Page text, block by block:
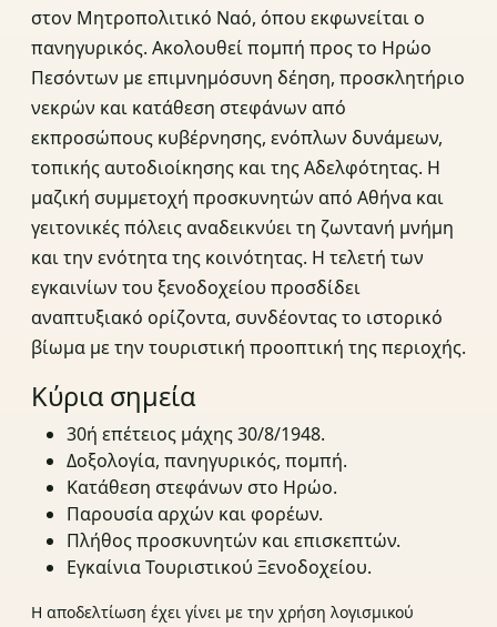
στον Μητροπολιτικό Ναό, όπου εκφωνείται ο
πανηγυρικός. Ακολουθεί πομπή προς το Ηρώο
Πεσόντων με επιμνημόσυνη δέηση, προσκλητήριο
νεκρών και κατάθεση στεφάνων από
εκπροσώπους κυβέρνησης, ενόπλων δυνάμεων,
τοπικής αυτοδιοίκησης και της Αδελφότητας. Η
μαζική συμμετοχή προσκυνητών από Αθήνα και
γειτονικές πόλεις αναδεικνύει τη ζωντανή μνήμη
και την ενότητα της κοινότητας. Η τελετή των
εγκαινίων του ξενοδοχείου προσδίδει
αναπτυξιακό ορίζοντα, συνδέοντας το ιστορικό
βίωμα με την τουριστική προοπτική της περιοχής.
Κύρια σημεία
30ή επέτειος μάχης 30/8/1948.
Δοξολογία, πανηγυρικός, πομπή.
Κατάθεση στεφάνων στο Ηρώο.
Παρουσία αρχών και φορέων.
Πλήθος προσκυνητών και επισκεπτών.
Εγκαίνια Τουριστικού Ξενοδοχείου.
Η αποδελτίωση έχει γίνει με την χρήση λογισμικού